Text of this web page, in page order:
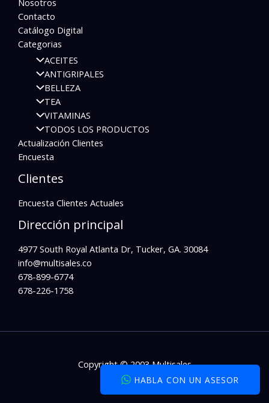
Nosotros
Contacto
Catálogo Digital
Categorias
ACEITES
ANTIGRIPALES
BELLEZA
TEA
VITAMINAS
TODOS LOS PRODUCTOS
Actualización Clientes
Encuesta
Clientes
Encuesta Clientes Actuales
Dirección principal
4977 South Royal Atlanta Dr, Tucker, GA. 30084
info@multisales.co​
678-899-6774
678-226-1758
Copyright © 2003 Multisales
HABLA CON UN ASESOR